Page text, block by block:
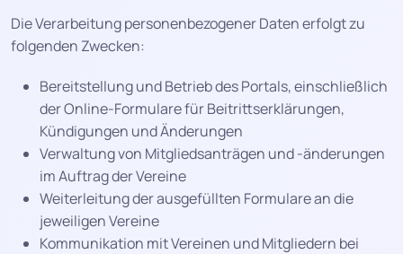
Die Verarbeitung personenbezogener Daten erfolgt zu
folgenden Zwecken:
Bereitstellung und Betrieb des Portals, einschließlich
der Online-Formulare für Beitrittserklärungen,
Kündigungen und Änderungen
Verwaltung von Mitgliedsanträgen und -änderungen
im Auftrag der Vereine
Weiterleitung der ausgefüllten Formulare an die
jeweiligen Vereine
Kommunikation mit Vereinen und Mitgliedern bei